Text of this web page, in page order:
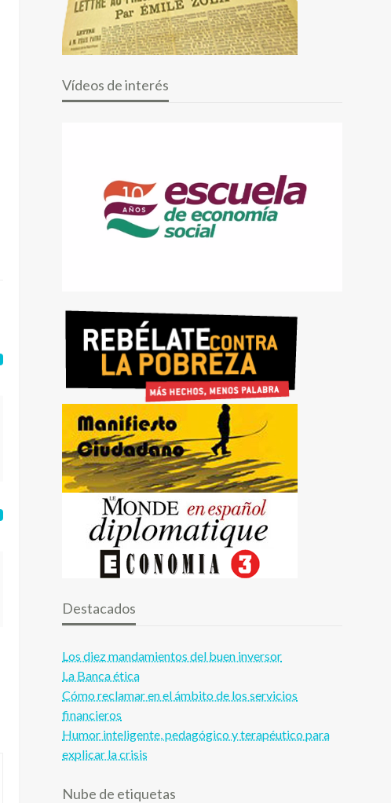
Vídeos de interés
Destacados
Los diez mandamientos del buen inversor
La Banca ética
Cómo reclamar en el ámbito de los servicios
financieros
Humor inteligente, pedagógico y terapéutico para
explicar la crisis
Nube de etiquetas